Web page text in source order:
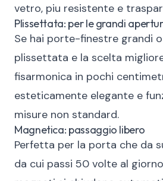
vetro, piu resistente e
Plissettata: per le grandi
Se hai porte-finestre grandi
plissettata e la scelta
fisarmonica in pochi
esteticamente elegante e
misure non standard.
Magnetica: passaggio libero
Perfetta per la porta che da
da cui passi 50 volte al